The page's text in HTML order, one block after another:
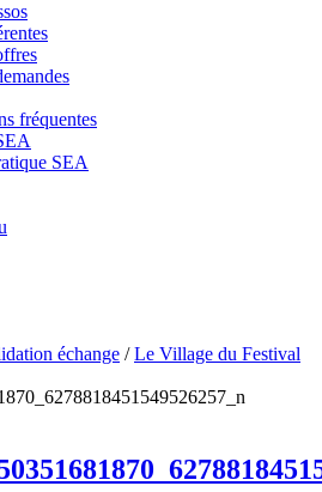
fréquentes
SEA
échange / Le Village du Festival